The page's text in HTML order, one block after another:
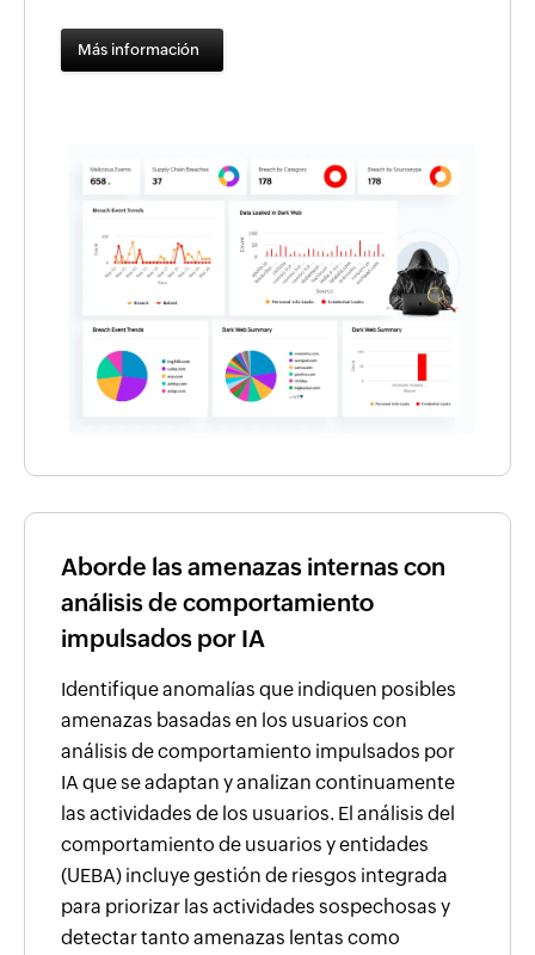
Más información
Aborde las amenazas internas con
análisis de comportamiento
impulsados por IA
Identifique anomalías que indiquen posibles
amenazas basadas en los usuarios con
análisis de comportamiento impulsados por
IA que se adaptan y analizan continuamente
las actividades de los usuarios. El análisis del
comportamiento de usuarios y entidades
(UEBA) incluye gestión de riesgos integrada
para priorizar las actividades sospechosas y
detectar tanto amenazas lentas como